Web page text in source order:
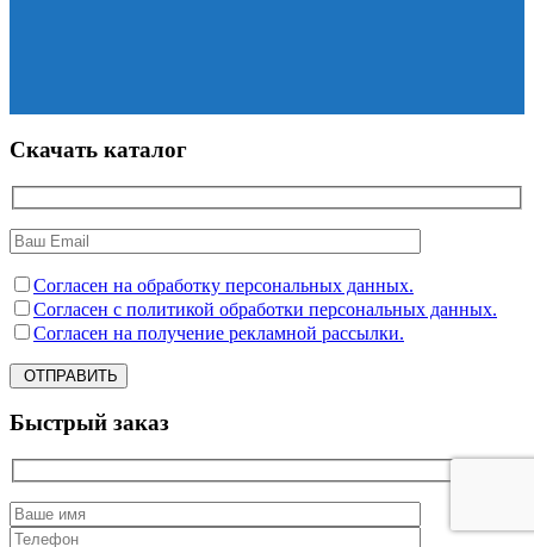
Скачать каталог
Согласен на обработку персональных данных.
Согласен с политикой обработки персональных данных.
Согласен на получение рекламной рассылки.
ОТПРАВИТЬ
Быстрый заказ